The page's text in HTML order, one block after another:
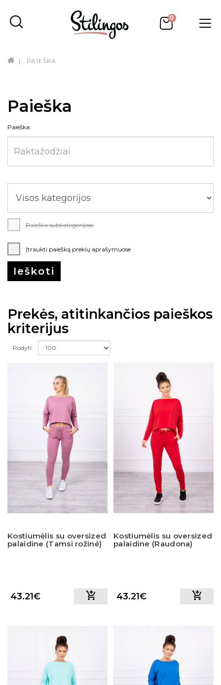
0
PAIEŠKA
Paieška
Paieška:
Paieška subkategorijose
Įtraukti paiešką prekių aprašymuose
Prekės, atitinkančios paieškos
kriterijus
Rodyti:
Kostiumėlis su oversized
palaidine (Tamsi rožinė)
43.21€
Kostiumėlis su oversized
palaidine (Raudona)
43.21€